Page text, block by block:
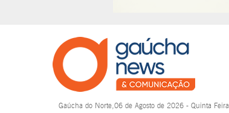
Gaúcha do Norte,06 de Agosto de 2026 - Quinta Feira